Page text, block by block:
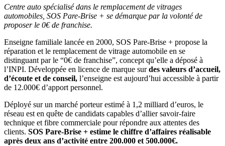
Centre auto spécialisé dans le remplacement de vitrages
automobiles, SOS Pare-Brise + se démarque par la volonté de
proposer le 0€ de franchise.
Enseigne familiale lancée en 2000, SOS Pare-Brise + propose la
réparation et le remplacement de vitrage automobile en se
distinguant par le “0€ de franchise”, concept qu’elle a déposé à
l’INPI. Développée en licence de marque surdes valeurs d’accueil,
d’écoute et de conseil, l’enseigne est aujourd’hui accessible à partir
de 12.000€ d’apport personnel.
Déployé sur un marché porteur estimé à 1,2 milliard d’euros, le
réseau est en quête de candidats capables d’allier savoir-faire
technique et fibre commerciale pour répondre aux attentes des
clients. SOS Pare-Brise + estime le chiffre d’affaires réalisable
après deux ans d’activité entre 200.000 et 500.000€.